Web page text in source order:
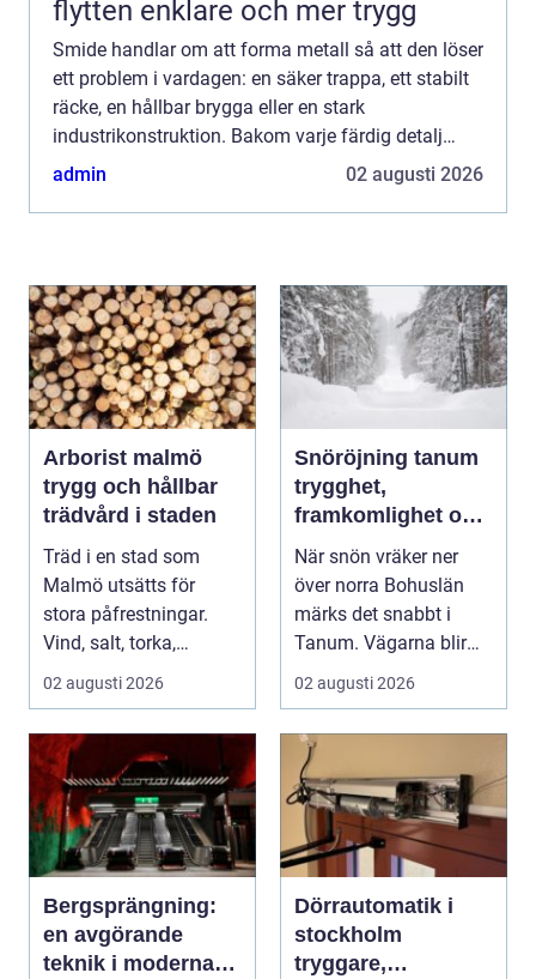
flytten enklare och mer trygg
Smide handlar om att forma metall så att den löser
ett problem i vardagen: en säker trappa, ett stabilt
räcke, en hållbar brygga eller en stark
industrikonstruktion. Bakom varje färdig detalj
ligger noggrann planering, rätt materialval och en
admin 02 augusti 2026
Arborist malmö
trygg och hållbar
trädvård i staden
Träd i en stad som
Malmö utsätts för
stora påfrestningar.
Vind, salt, torka,
markarbeten och
byggpro...
02 augusti 2026
Snöröjning tanum
trygghet,
framkomlighet och
mindre stress i
vintern
När snön vräker ner
över norra Bohuslän
märks det snabbt i
Tanum. Vägarna blir
smalare, parkeringar ...
02 augusti 2026
Bergsprängning:
en avgörande
teknik i moderna
Dörrautomatik i
stockholm
tryggare,